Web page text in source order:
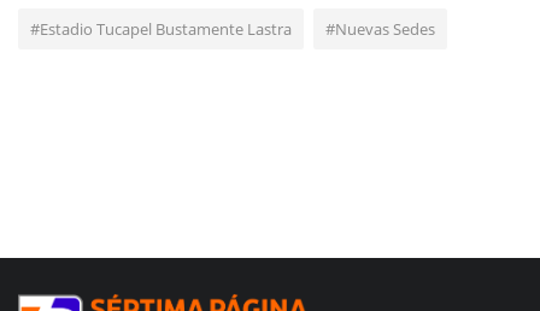
#Estadio Tucapel Bustamente Lastra #Nuevas Sedes